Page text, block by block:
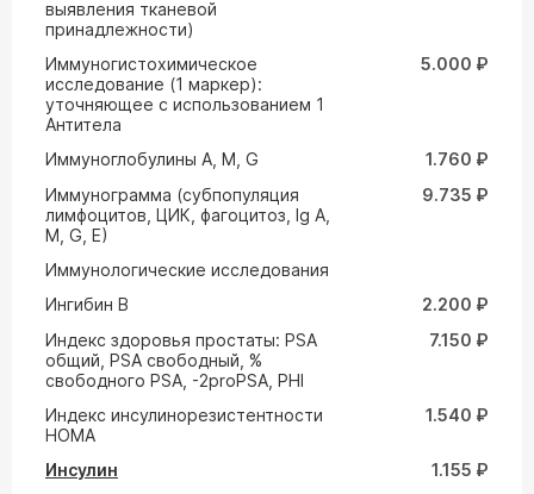
выявления тканевой
принадлежности)
Иммуногистохимическое
исследование (1 маркер):
уточняющее с использованием 1
Антитела
5.000 ₽
Иммуноглобулины А, М, G
1.760 ₽
Иммунограмма (субпопуляция
лимфоцитов, ЦИК, фагоцитоз, Ig A,
M, G, Е)
9.735 ₽
Иммунологические исследования
Ингибин В
2.200 ₽
Индекс здоровья простаты: PSA
общий, PSA свободный, %
свободного PSA, -2proPSA, PHI
7.150 ₽
Индекс инсулинорезистентности
HOMA
1.540 ₽
Инсулин
1.155 ₽